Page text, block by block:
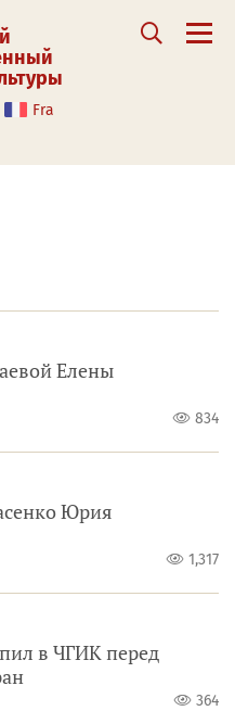
Fra
Елены
834
Юрия
1,317
в ЧГИК перед
364